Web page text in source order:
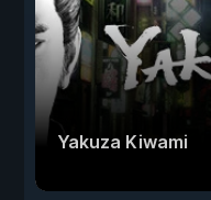
Yakuza Kiwami